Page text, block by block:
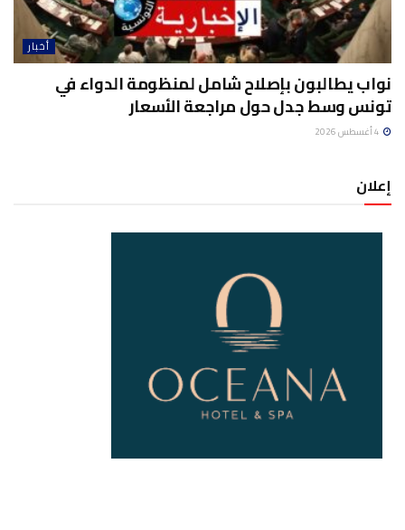
أخبار
نواب يطالبون بإصلاح شامل لمنظومة الدواء في
تونس وسط جدل حول مراجعة الأسعار
إعلان